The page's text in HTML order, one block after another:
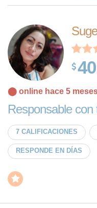
⬤ online hace 5
Responsable
7 CALIFICACIONES
RESPONDE EN DÍAS